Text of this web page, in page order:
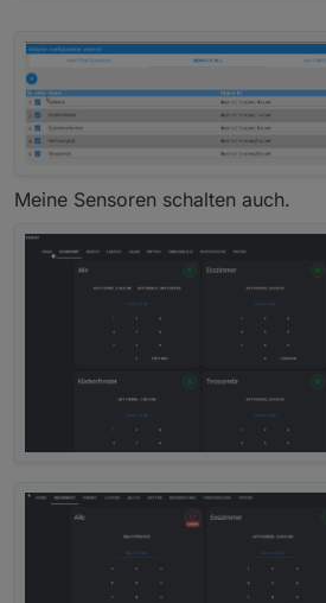
Meine Sensoren schalten auch.